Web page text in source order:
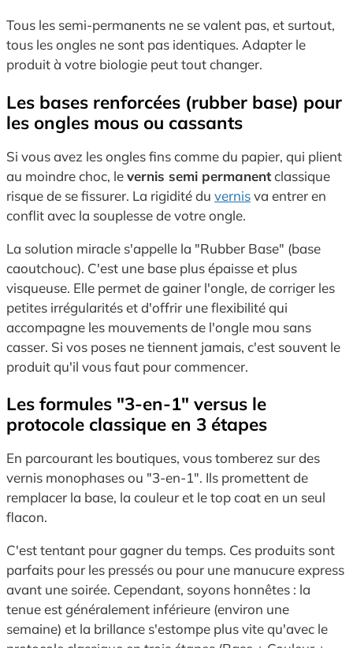
Tous les semi-permanents ne se valent pas, et surtout,
tous les ongles ne sont pas identiques. Adapter le
produit à votre biologie peut tout changer.
Les bases renforcées (rubber base) pour
les ongles mous ou cassants
Si vous avez les ongles fins comme du papier, qui plient
au moindre choc, levernis semi permanentclassique
risque de se fissurer. La rigidité du vernisva entrer en
conflit avec la souplesse de votre ongle.
La solution miracle s'appelle la "Rubber Base" (base
caoutchouc). C'est une base plus épaisse et plus
visqueuse. Elle permet de gainer l'ongle, de corriger les
petites irrégularités et d'offrir une flexibilité qui
accompagne les mouvements de l'ongle mou sans
casser. Si vos poses ne tiennent jamais, c'est souvent le
produit qu'il vous faut pour commencer.
Les formules "3-en-1" versus le
protocole classique en 3 étapes
En parcourant les boutiques, vous tomberez sur des
vernis monophases ou "3-en-1". Ils promettent de
remplacer la base, la couleur et le top coat en un seul
flacon.
C'est tentant pour gagner du temps. Ces produits sont
parfaits pour les pressés ou pour une manucure express
avant une soirée. Cependant, soyons honnêtes : la
tenue est généralement inférieure (environ une
semaine) et la brillance s'estompe plus vite qu'avec le